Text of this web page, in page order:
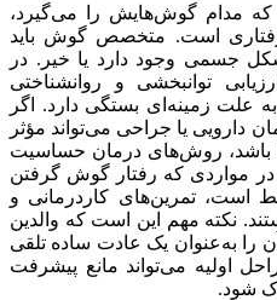
که مدام گوش‌هایش را می‌گیرد،
رفتاری است. متخصص گوش باید
جسمی وجود دارد یا خیر. در
توانبخشی و روانشناختی
علت زمینه‌ای بستگی دارد. اگر
دارویی یا جراحی می‌تواند مؤثر
باشد، روش‌های درمان حساسیت
مواردی که رفتار گوش گرفتن
است، تمرین‌های کاردرمانی و
نکته مهم این است که والدین
آن را به‌عنوان یک عادت ساده تلقی
اولیه می‌تواند مانع پیشرفت
شود.